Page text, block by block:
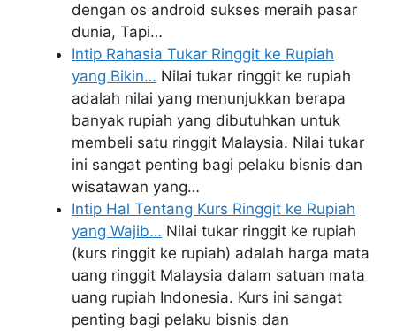
dengan os android sukses meraih pasar
dunia, Tapi…
Intip Rahasia Tukar Ringgit ke Rupiah
yang Bikin… Nilai tukar ringgit ke rupiah
adalah nilai yang menunjukkan berapa
banyak rupiah yang dibutuhkan untuk
membeli satu ringgit Malaysia. Nilai tukar
ini sangat penting bagi pelaku bisnis dan
wisatawan yang…
Intip Hal Tentang Kurs Ringgit ke Rupiah
yang Wajib… Nilai tukar ringgit ke rupiah
(kurs ringgit ke rupiah) adalah harga mata
uang ringgit Malaysia dalam satuan mata
uang rupiah Indonesia. Kurs ini sangat
penting bagi pelaku bisnis dan